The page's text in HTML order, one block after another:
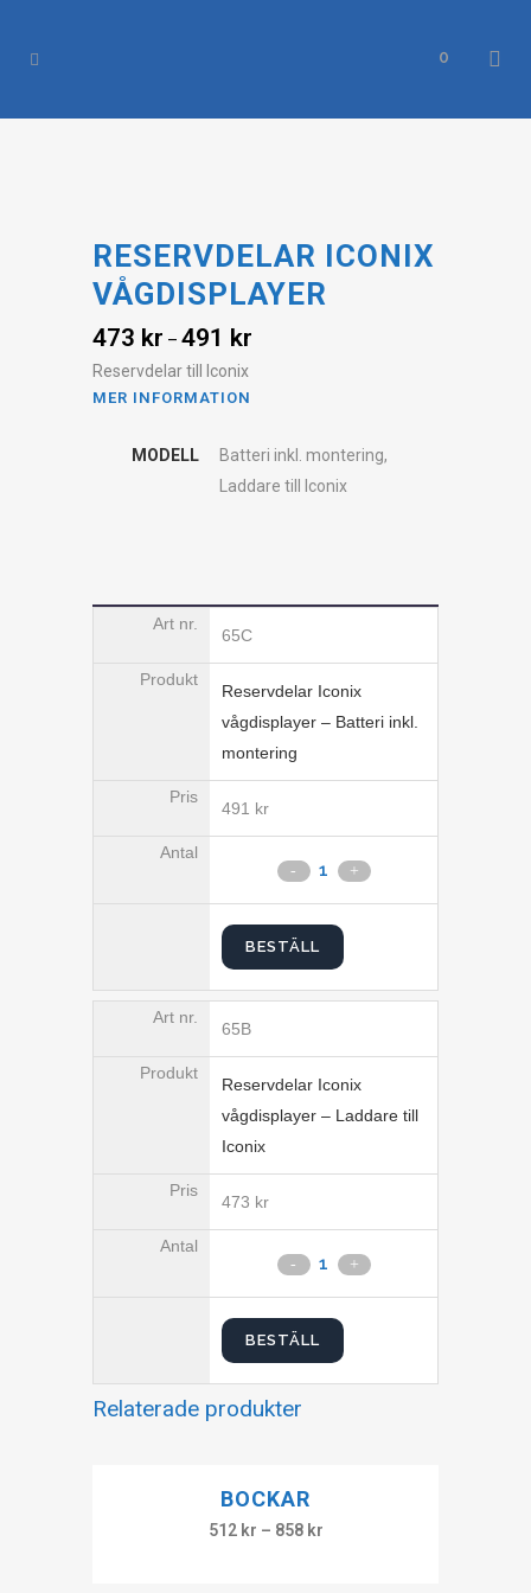
0
RESERVDELAR ICONIX
VÅGDISPLAYER
473 kr – 491 kr
Reservdelar till Iconix
MER INFORMATION
MODELL
Batteri inkl. montering,
Laddare till Iconix
65C
Reservdelar Iconix
vågdisplayer – Batteri inkl.
montering
491 kr
BESTÄLL
65B
Reservdelar Iconix
vågdisplayer – Laddare till
Iconix
473 kr
BESTÄLL
Relaterade produkter
BOCKAR
512 kr – 858 kr